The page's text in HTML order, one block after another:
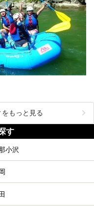
もっと見る
す
小沢